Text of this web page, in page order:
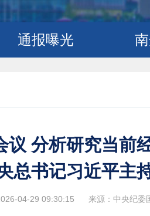
通报曝光
议 分析研究当前
总书记习近平主
04-29 09:30:15 来源：中央纪委